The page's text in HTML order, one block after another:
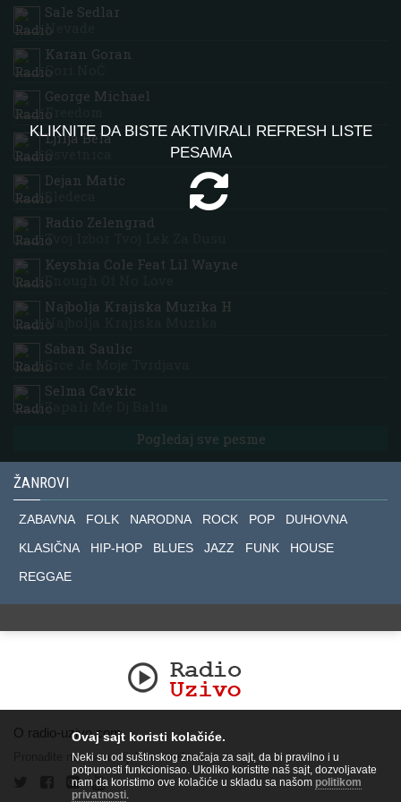
KLIKNITE DA BISTE AKTIVIRALI REFRESH LISTE
PESAMA
Sale Sedlar
Nevade
Karan Goran
Gori NoĆ
George Michael
Freedom
Ljilja Bela
Osvetnica
Dejan Matic
Sledeca
Radio Zelengrad
Tvoj Izbor Tvoj Lek Za Dusu
Keyshia Cole Feat Lil Wayne
Enough Of No Love
Najbolja Krajiska Muzika H
Najbolja Krajiska Muzika
Saban Saulic
Srce Je Moje Tvrdjava
Selma Cavkic
Zapali Me Dj Balta
Pogledaj sve pesme
ŽANROVI
ZABAVNA FOLK NARODNA ROCK POP
DUHOVNA
KLASIČNA
HIP-HOP BLUES JAZZ FUNK
HOUSE
REGGAE
O radio-uzivo.com
Pronađite nas na socijalnim mrežama.
Ovaj sajt koristi kolačiće.
Neki su od suštinskog značaja za sajt, da bi pravilno i u
potpunosti funkcionisao. Ukoliko koristite naš sajt, dozvoljavate
nam da koristimo ove kolačiće u skladu sa našom politikom
privatnosti.